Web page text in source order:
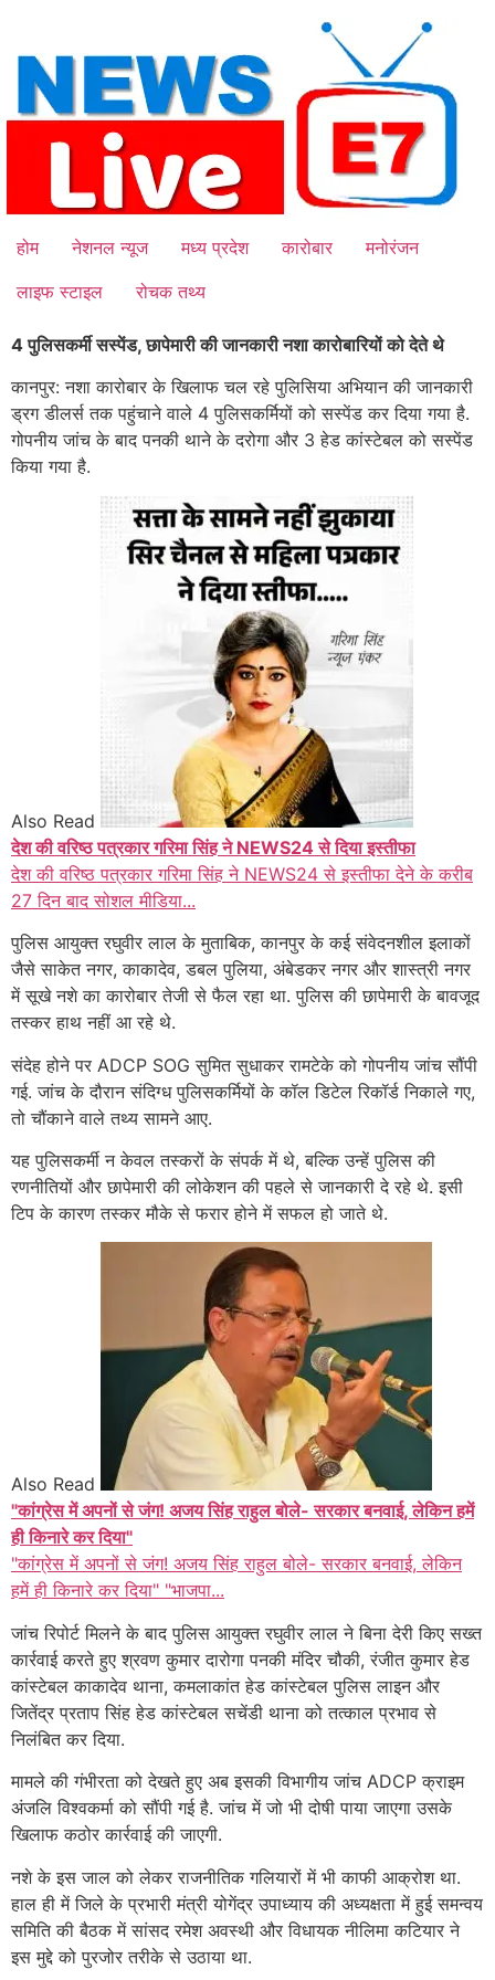
content
होम नेशनल न्यूज मध्य प्रदेश कारोबार
मनोरंजन
लाइफ स्टाइल
रोचक तथ्य
4 पुलिसकर्मी सस्पेंड, छापेमारी की जानकारी नशा कारोबारियों को देते थे
कानपुर: नशा कारोबार के खिलाफ चल रहे पुलिसिया अभियान की जानकारी
ड्रग डीलर्स तक पहुंचाने वाले 4 पुलिसकर्मियों को सस्पेंड कर दिया गया है.
गोपनीय जांच के बाद पनकी थाने के दरोगा और 3 हेड कांस्टेबल को सस्पेंड
किया गया है.
Also Read
देश की वरिष्ठ पत्रकार गरिमा सिंह ने NEWS24 से दिया इस्तीफा
देश की वरिष्ठ पत्रकार गरिमा सिंह ने NEWS24 से इस्तीफा देने के करीब
27 दिन बाद सोशल मीडिया...
पुलिस आयुक्त रघुवीर लाल के मुताबिक, कानपुर के कई संवेदनशील इलाकों
जैसे साकेत नगर, काकादेव, डबल पुलिया, अंबेडकर नगर और शास्त्री नगर
में सूखे नशे का कारोबार तेजी से फैल रहा था. पुलिस की छापेमारी के बावजूद
तस्कर हाथ नहीं आ रहे थे.
संदेह होने पर ADCP SOG सुमित सुधाकर रामटेके को गोपनीय जांच सौंपी
गई. जांच के दौरान संदिग्ध पुलिसकर्मियों के कॉल डिटेल रिकॉर्ड निकाले गए,
तो चौंकाने वाले तथ्य सामने आए.
यह पुलिसकर्मी न केवल तस्करों के संपर्क में थे, बल्कि उन्हें पुलिस की
रणनीतियों और छापेमारी की लोकेशन की पहले से जानकारी दे रहे थे. इसी
टिप के कारण तस्कर मौके से फरार होने में सफल हो जाते थे.
Also Read
"कांग्रेस में अपनों से जंग! अजय सिंह राहुल बोले- सरकार बनवाई, लेकिन हमें
ही किनारे कर दिया"
"कांग्रेस में अपनों से जंग! अजय सिंह राहुल बोले- सरकार बनवाई, लेकिन
हमें ही किनारे कर दिया" "भाजपा...
जांच रिपोर्ट मिलने के बाद पुलिस आयुक्त रघुवीर लाल ने बिना देरी किए सख्त
कार्रवाई करते हुए श्रवण कुमार दारोगा पनकी मंदिर चौकी, रंजीत कुमार हेड
कांस्टेबल काकादेव थाना, कमलाकांत हेड कांस्टेबल पुलिस लाइन और
जितेंद्र प्रताप सिंह हेड कांस्टेबल सचेंडी थाना को तत्काल प्रभाव से
निलंबित कर दिया.
मामले की गंभीरता को देखते हुए अब इसकी विभागीय जांच ADCP क्राइम
अंजलि विश्वकर्मा को सौंपी गई है. जांच में जो भी दोषी पाया जाएगा उसके
खिलाफ कठोर कार्रवाई की जाएगी.
नशे के इस जाल को लेकर राजनीतिक गलियारों में भी काफी आक्रोश था.
हाल ही में जिले के प्रभारी मंत्री योगेंद्र उपाध्याय की अध्यक्षता में हुई समन्वय
समिति की बैठक में सांसद रमेश अवस्थी और विधायक नीलिमा कटियार ने
इस मुद्दे को पुरजोर तरीके से उठाया था.